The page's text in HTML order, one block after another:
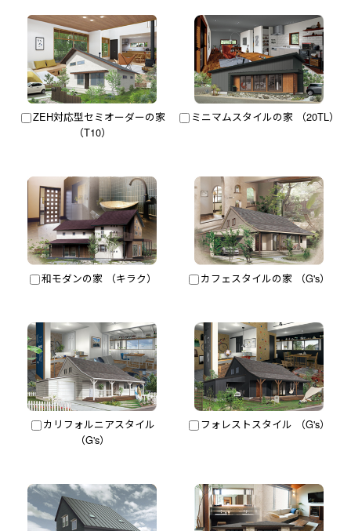
ZEH対応型セミオーダーの家
（T10）
ミニマムスタイルの家 （20TL）
和モダンの家 （キラク） カフェスタイルの家 （G's）
カリフォルニアスタイル
（G's）
フォレストスタイル （G's）